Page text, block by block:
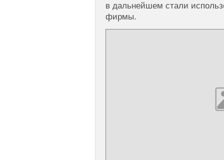
в дальнейшем стали
фирмы.